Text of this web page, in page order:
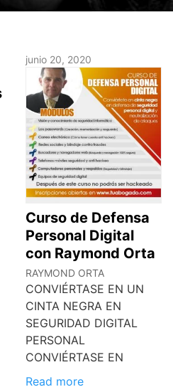
junio 20, 2020
Curso de Defensa
Personal Digital
con Raymond Orta
RAYMOND ORTA
CONVIÉRTASE EN UN
CINTA NEGRA EN
SEGURIDAD DIGITAL
PERSONAL
CONVIÉRTASE EN
Read more